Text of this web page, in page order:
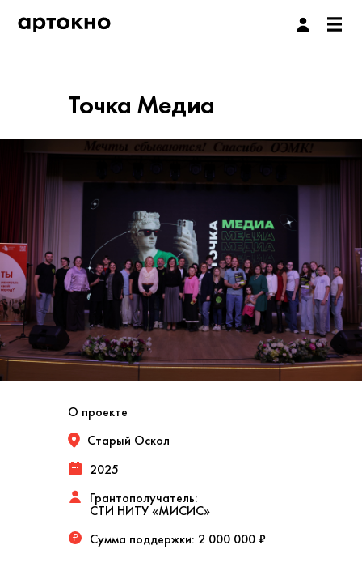
Точка Медиа
О проекте
Старый Оскол
2025
Грантополучатель:
СТИ НИТУ «МИСИС»
₽ Сумма поддержки: 2 000 000 ₽